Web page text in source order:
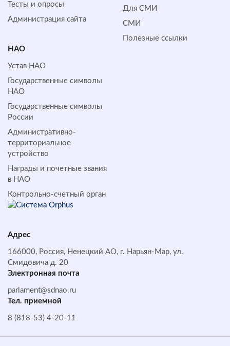
Тесты и опросы
Администрация сайта
Для СМИ
СМИ
Полезные ссылки
НАО
Устав НАО
Государственные символы
НАО
Государственные символы
России
Административно-
территориальное
устройство
Награды и почетные звания
в НАО
Контрольно-счетный орган
Адрес
166000, Россия, Ненецкий АО, г. Нарьян-Мар, ул.
Смидовича д. 20
Электронная почта
parlament@sdnao.ru
Тел. приемной
8 (818-53) 4-20-11